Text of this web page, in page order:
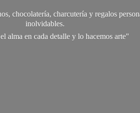
chocolatería, charcutería y regalos
inolvidables.
alma en cada detalle y lo hacemos arte"